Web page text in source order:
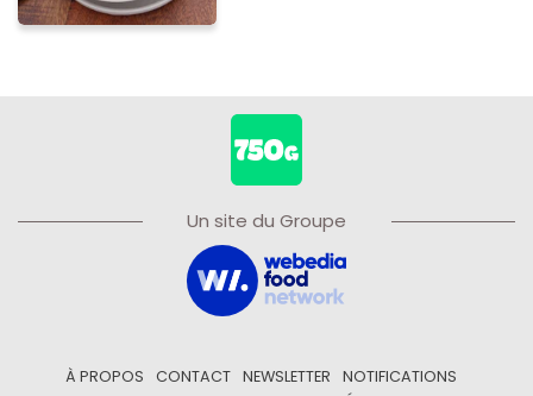
Un site du Groupe
À PROPOS CONTACT NEWSLETTER
NOTIFICATIONS